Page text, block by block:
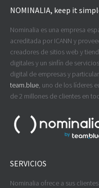
NOMINALIA, keep it
Nominalia es una empresa
acreditada por ICANN y
creadores de sitios web y
digitales y un sinfín de
digital de empresas y
team.blue , uno de los líderes
de 2 millones de clientes en
SERVICIOS
Nominalia ofrece a sus